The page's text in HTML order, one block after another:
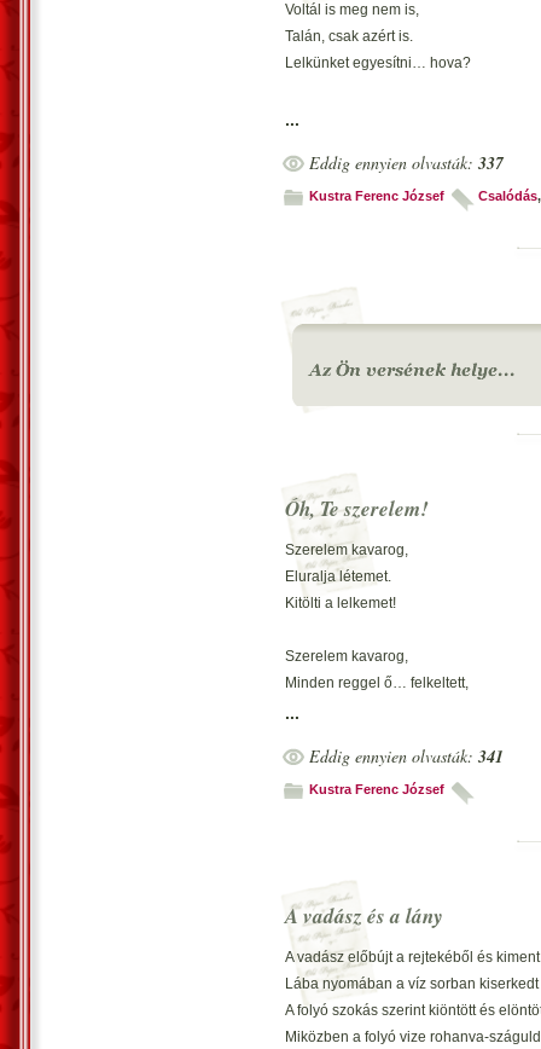
Voltál is meg nem is,
Talán, csak azért is.
Lelkünket egyesítni… hova?
Hiába beszéltem,
Tűzed, nem volt értem.
Te lelked, mindig rakoncátlan.
Nem vagyunk egymásé,
Búcsúzzunk! Vagy nekem fogyóban…
Vecsés, 2021. szeptember 1. –
...
Eddig ennyien olvasták: 337
Kustra Ferenc József Csalódás,
Óh, Te szerelem!
Szerelem kavarog,
Eluralja létemet.
Kitölti a lelkemet!
Szerelem kavarog,
Minden reggel ő… felkeltett,
Szerelem kavarog,
De bármerre… sem találtam meg!
Szótagszám = 6-7-7 - 6-8-8 - 6-9-9
...
Eddig ennyien olvasták: 341
Kustra Ferenc József
A vadász és a lány
A vadász előbújt a rejtekéből és
Lába nyomában a víz sorban
A folyó szokás szerint kiöntött és
Miközben a folyó vize rohanva-